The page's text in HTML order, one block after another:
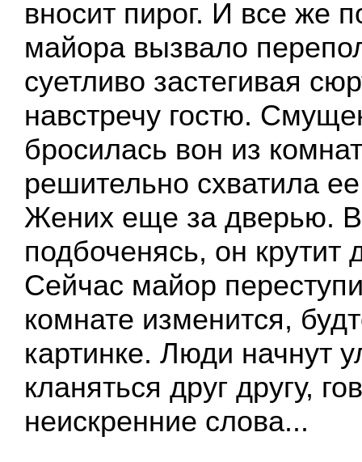
вносит пирог. И все же
майора вызвало
суетливо застегивая
навстречу гостю.
бросилась вон из
решительно схватила
Жених еще за дверью.
подбоченясь, он крутит
Сейчас майор
комнате изменится,
картинке. Люди начнут
кланяться друг другу,
неискренние слова...